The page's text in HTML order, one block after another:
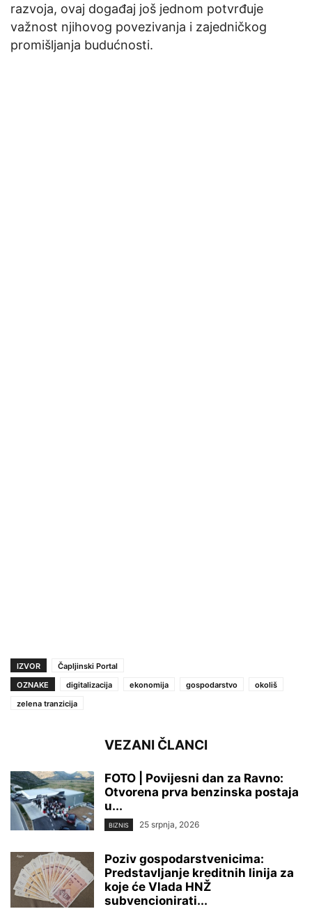
razvoja, ovaj događaj još jednom potvrđuje
važnost njihovog povezivanja i zajedničkog
promišljanja budućnosti.
IZVOR
Čapljinski Portal
OZNAKE
digitalizacija ekonomija gospodarstvo
okoliš
zelena tranzicija
VEZANI ČLANCI
FOTO | Povijesni dan za Ravno:
Otvorena prva benzinska postaja
u...
BIZNIS 25 srpnja, 2026
Poziv gospodarstvenicima:
Predstavljanje kreditnih linija za
koje će Vlada HNŽ
subvencionirati...